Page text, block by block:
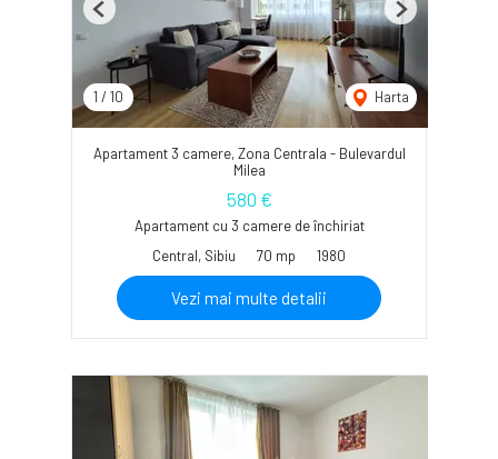
1 / 10 Harta
Previous Next
Apartament 3 camere, Zona Centrala - Bulevardul
Milea
580 €
Apartament cu 3 camere de închiriat
Central, Sibiu
70 mp 1980
Vezi mai multe detalii